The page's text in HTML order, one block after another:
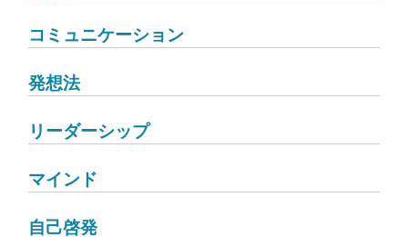
コミュニケーション
発想法
リーダーシップ
マインド
自己啓発